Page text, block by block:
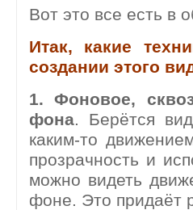
Вот это все есть в
Итак, какие
создании этого
1. Фоновое,
фона. Берётся
каким-то
прозрачность и
можно видеть
фоне. Это придаёт